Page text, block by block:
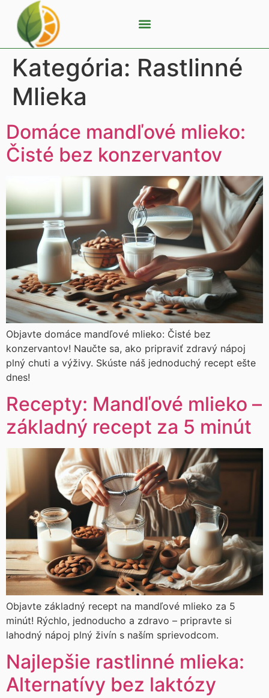
Kategória: Rastlinné
Mlieka
Domáce mandľové mlieko:
Čisté bez konzervantov
Objavte domáce mandľové mlieko: Čisté bez
konzervantov! Naučte sa, ako pripraviť zdravý nápoj
plný chuti a výživy. Skúste náš jednoduchý recept ešte
dnes!
Recepty: Mandľové mlieko –
základný recept za 5 minút
Objavte základný recept na mandľové mlieko za 5
minút! Rýchlo, jednoducho a zdravo – pripravte si
lahodný nápoj plný živín s naším sprievodcom.
Najlepšie rastlinné mlieka:
Alternatívy bez laktózy